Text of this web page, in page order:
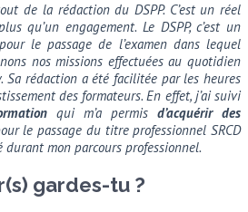
de la rédaction du DSPP. C’est un réel
qu’un engagement. Le DSPP, c’est un
le passage de l’examen dans lequel
nos missions effectuées au quotidien
rédaction a été facilitée par les heures
des formateurs. En effet, j’ai suivi
qui m’a permis d’acquérir des
le passage du titre professionnel SRCD
durant mon parcours professionnel.
gardes-tu ?